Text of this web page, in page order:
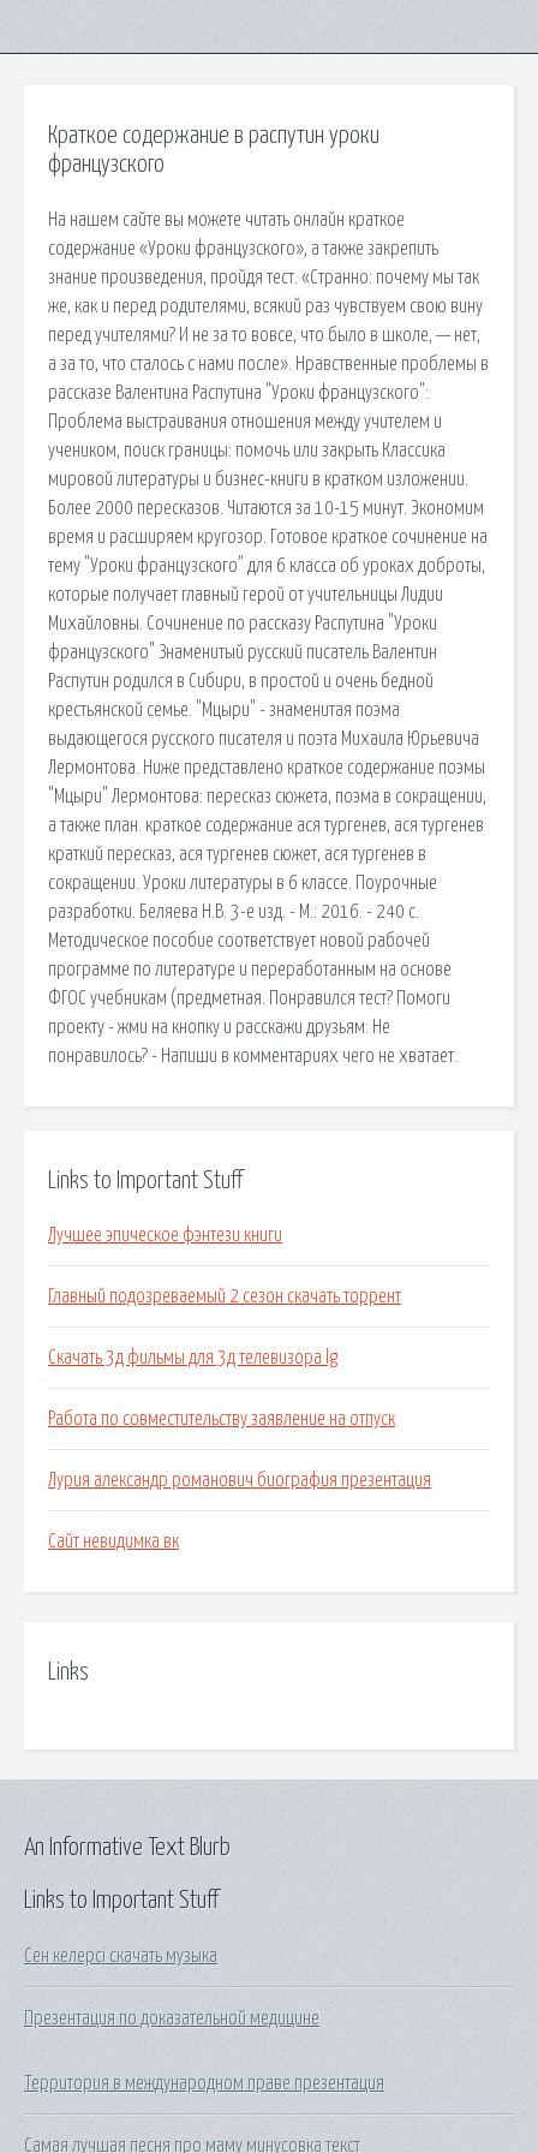
Краткое содержание в распутин уроки
французского
На нашем сайте вы можете читать онлайн краткое
содержание «Уроки французского», а также закрепить
знание произведения, пройдя тест. «Странно: почему мы так
же, как и перед родителями, всякий раз чувствуем свою вину
перед учителями? И не за то вовсе, что было в школе, — нет,
а за то, что сталось с нами после». Нравственные проблемы в
рассказе Валентина Распутина "Уроки французского":
Проблема выстраивания отношения между учителем и
учеником, поиск границы: помочь или закрыть Классика
мировой литературы и бизнес-книги в кратком изложении.
Более 2000 пересказов. Читаются за 10-15 минут. Экономим
время и расширяем кругозор. Готовое краткое сочинение на
тему "Уроки французского" для 6 класса об уроках доброты,
которые получает главный герой от учительницы Лидии
Михайловны. Сочинение по рассказу Распутина "Уроки
французского" Знаменитый русский писатель Валентин
Распутин родился в Сибири, в простой и очень бедной
крестьянской семье. "Мцыри" - знаменитая поэма
выдающегося русского писателя и поэта Михаила Юрьевича
Лермонтова. Ниже представлено краткое содержание поэмы
"Мцыри" Лермонтова: пересказ сюжета, поэма в сокращении,
а также план. краткое содержание ася тургенев, ася тургенев
краткий пересказ, ася тургенев сюжет, ася тургенев в
сокращении. Уроки литературы в 6 классе. Поурочные
разработки. Беляева Н.В. 3-е изд. - М.: 2016. - 240 с.
Методическое пособие соответствует новой рабочей
программе по литературе и переработанным на основе
ФГОС учебникам (предметная. Понравилcя тест? Помоги
проекту - жми на кнопку и расскажи друзьям: Не
понравилось? - Напиши в комментариях чего не хватает.
Links to Important Stuff
Лучшее эпическое фэнтези книги
Главный подозреваемый 2 сезон скачать торрент
Скачать 3д фильмы для 3д телевизора lg
Работа по совместительству заявление на отпуск
Лурия александр романович биография презентация
Сайт невидимка вк
Links
Links to Important Stuff
Сен келерсі скачать музыка
Презентация по доказательной медицине
Территория в международном праве презентация
Самая лучшая песня про маму минусовка текст
An Informative Text Blurb